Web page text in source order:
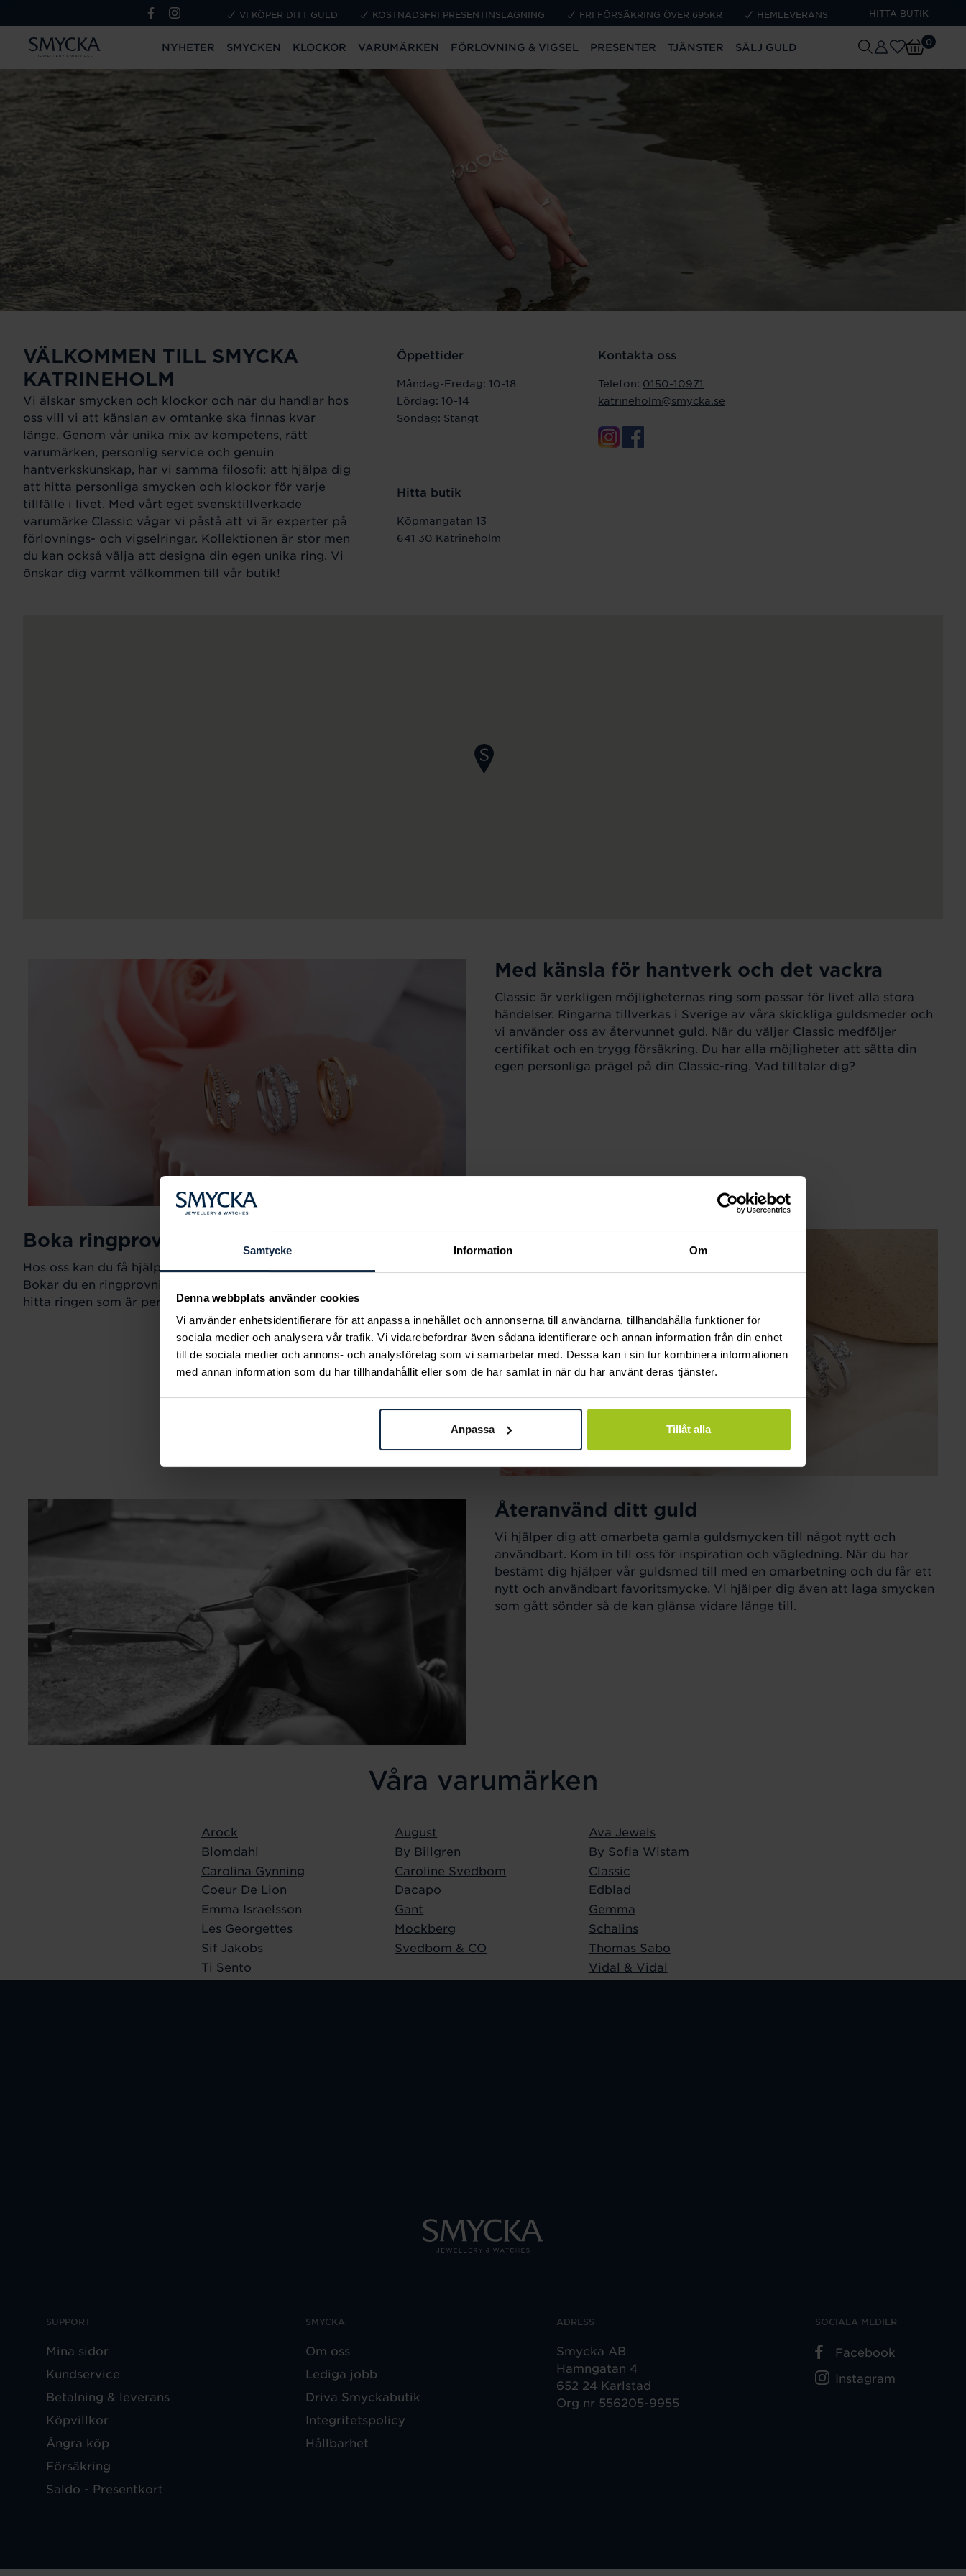
Samtycke Information Om
Denna webbplats använder cookies
Vi använder enhetsidentifierare för att anpassa innehållet och annonserna till användarna, tillhandahålla funktioner för
sociala medier och analysera vår trafik. Vi vidarebefordrar även sådana identifierare och annan information från din enhet
till de sociala medier och annons- och analysföretag som vi samarbetar med. Dessa kan i sin tur kombinera informationen
med annan information som du har tillhandahållit eller som de har samlat in när du har använt deras tjänster.
Anpassa Tillåt alla
VI KÖPER DITT GULD KOSTNADSFRI PRESENTINSLAGNING FRI FÖRSÄKRING ÖVER 695KR HEMLEVERANS HITTA BUTIK
NYHETER SMYCKEN KLOCKOR VARUMÄRKEN FÖRLOVNING & VIGSEL PRESENTER TJÄNSTER SÄLJ GULD 0
VÄLKOMMEN TILL SMYCKA
KATRINEHOLM
Vi älskar smycken och klockor och när du handlar hos
oss vill vi att känslan av omtanke ska finnas kvar
länge. Genom vår unika mix av kompetens, rätt
varumärken, personlig service och genuin
hantverkskunskap, har vi samma filosofi: att hjälpa dig
att hitta personliga smycken och klockor för varje
tillfälle i livet. Med vårt eget svensktillverkade
varumärke Classic vågar vi påstå att vi är experter på
förlovnings- och vigselringar. Kollektionen är stor men
du kan också välja att designa din egen unika ring. Vi
önskar dig varmt välkommen till vår butik!
Öppettider
Måndag-Fredag: 10-18
Lördag: 10-14
Söndag: Stängt
Kontakta oss
Telefon: 0150-10971
katrineholm@smycka.se
Hitta butik
Köpmangatan 13
641 30 Katrineholm
Med känsla för hantverk och det vackra
Classic är verkligen möjligheternas ring som passar för livet alla stora
händelser. Ringarna tillverkas i Sverige av våra skickliga guldsmeder och
vi använder oss av återvunnet guld. När du väljer Classic medföljer
certifikat och en trygg försäkring. Du har alla möjligheter att sätta din
egen personliga prägel på din Classic-ring. Vad tilltalar dig?
Boka ringprovning
Hos oss kan du få hjälp att hitta just din drömring för varje tillfälle i livet.
Bokar du en ringprovning går vi gemensamt igenom sortimentet för att
hitta ringen som är perfekt för just din stil och smak.
Återanvänd ditt guld
Vi hjälper dig att omarbeta gamla guldsmycken till något nytt och
användbart. Kom in till oss för inspiration och vägledning. När du har
bestämt dig hjälper vår guldsmed till med en omarbetning och du får ett
nytt och användbart favoritsmycke. Vi hjälper dig även att laga smycken
som gått sönder så de kan glänsa vidare länge till.
Våra varumärken
Arock August
Ava Jewels
Blomdahl
By Billgren
By Sofia Wistam
Carolina Gynning
Caroline Svedbom
Classic
Coeur De Lion
Dacapo
Edblad
Emma Israelsson
Gant
Gemma
Les Georgettes
Mockberg
Schalins
Sif Jakobs
Svedbom & CO
Thomas Sabo
Ti Sento
Vidal & Vidal
SUPPORT
Mina sidor
Kundservice
Betalning & leverans
Köpvillkor
Ångra köp
Försäkring
Saldo - Presentkort
SMYCKA
Om oss
Lediga jobb
Driva Smyckabutik
Integritetspolicy
Hållbarhet
ADRESS
Smycka AB
Hamngatan 4
652 24 Karlstad
Org nr 556205-9955
SOCIALA MEDIER
Facebook
Instagram